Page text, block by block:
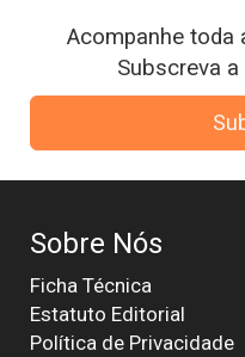
Acompanhe toda
Subscreva
Sobre Nós
Ficha Técnica
Estatuto Editorial
Política de Privacidade